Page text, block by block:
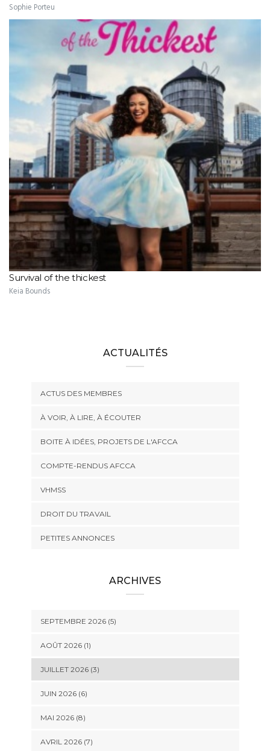
Sophie Porteu
Survival of the thickest
Keia Bounds
ACTUALITÉS
ACTUS DES MEMBRES
À VOIR, À LIRE, À ÉCOUTER
BOITE À IDÉES, PROJETS DE L'AFCCA
COMPTE-RENDUS AFCCA
VHMSS
DROIT DU TRAVAIL
PETITES ANNONCES
ARCHIVES
SEPTEMBRE 2026 (5)
AOÛT 2026 (1)
JUILLET 2026 (3)
JUIN 2026 (6)
MAI 2026 (8)
AVRIL 2026 (7)